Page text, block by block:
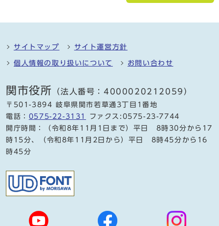
サイトマップ サイト運営方針
個人情報の取り扱いについて お問い合わせ
関市役所 （法人番号：4000020212059）
〒501-3894 岐阜県関市若草通3丁目1番地
電話： 0575-22-3131
ファクス:0575-23-7744
開庁時間：（令和8年11月1日まで）平日 8時30分から17
時15分、（令和8年11月2日から）平日 8時45分から16
時45分